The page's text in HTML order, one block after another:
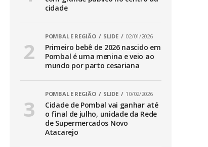
cidade
POMBAL E REGIÃO SLIDE 02/01/2026
Primeiro bebê de 2026 nascido em
Pombal é uma menina e veio ao
mundo por parto cesariana
POMBAL E REGIÃO SLIDE 10/02/2026
Cidade de Pombal vai ganhar até
o final de julho, unidade da Rede
de Supermercados Novo
Atacarejo